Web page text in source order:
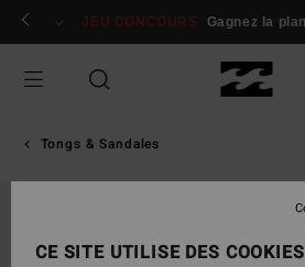
Passer
Se connecter / s'inscrire
JEU CONCOURS Gagnez la
Tongs & Sandales
CE SITE UTILISE DES COOKIES